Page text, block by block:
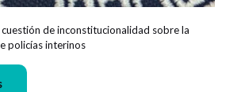
de inconstitucionalidad sobre la
policías interinos